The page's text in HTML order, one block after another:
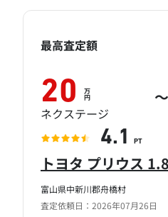
富山県中新川郡舟橋村
査定依頼日：2026年07月26日
トヨタ プリウス
最高査定額
20 万
円 ～
ネクステージ
4.1 PT